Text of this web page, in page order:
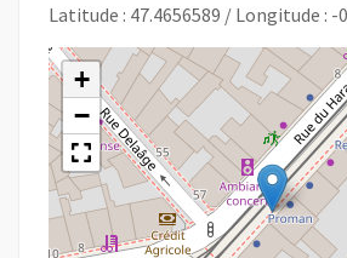
Latitude : 47.4656589 / Longitude : -
+
−